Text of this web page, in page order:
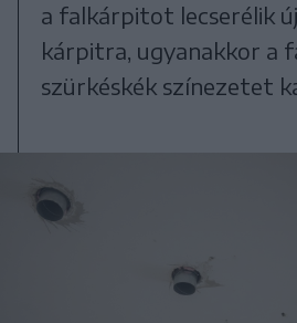
a falkárpitot lecserélik
kárpitra, ugyanakkor a
szürkéskék színezetet